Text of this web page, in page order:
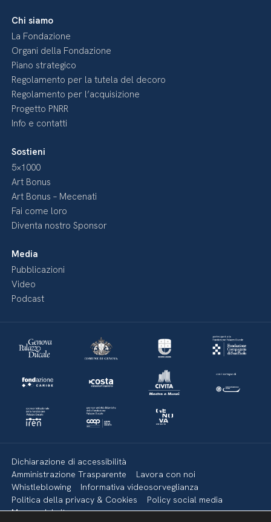
Chi siamo
La Fondazione
Organi della Fondazione
Piano strategico
Regolamento per la tutela del decoro
Regolamento per l’acquisizione
Progetto PNRR
Info e contatti
Sostieni
5×1000
Art Bonus
Art Bonus – Mecenati
Fai come loro
Diventa nostro Sponsor
Media
Pubblicazioni
Video
Podcast
Dichiarazione di accessibilità
Amministrazione Trasparente
Lavora con noi
Whistleblowing
Informativa videosorveglianza
Politica della privacy & Cookies
Policy social media
Mappa del sito